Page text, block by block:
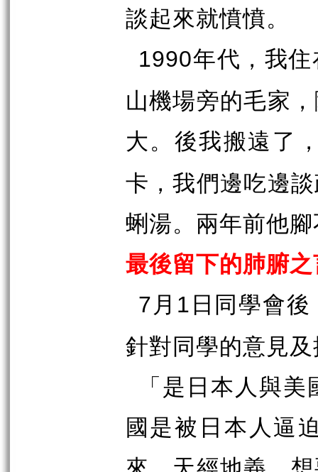
談起來就憤憤。
1990年代，我
山機場旁的毛家
大。後我搬遠了
卡，我們邊吃邊
蜊湯。兩年前他
最後留下的肺腑
7 月 1 日同學會
針對同學的意見
「是日本人與美
國是被日本人逼